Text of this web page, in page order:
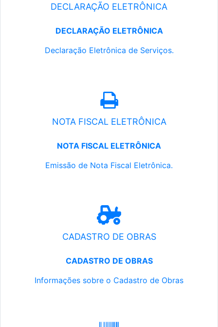
DECLARAÇÃO ELETRÔNICA
DECLARAÇÃO ELETRÔNICA
Declaração Eletrônica de Serviços.
NOTA FISCAL ELETRÔNICA
NOTA FISCAL ELETRÔNICA
Emissão de Nota Fiscal Eletrônica.
CADASTRO DE OBRAS
CADASTRO DE OBRAS
Informações sobre o Cadastro de Obras